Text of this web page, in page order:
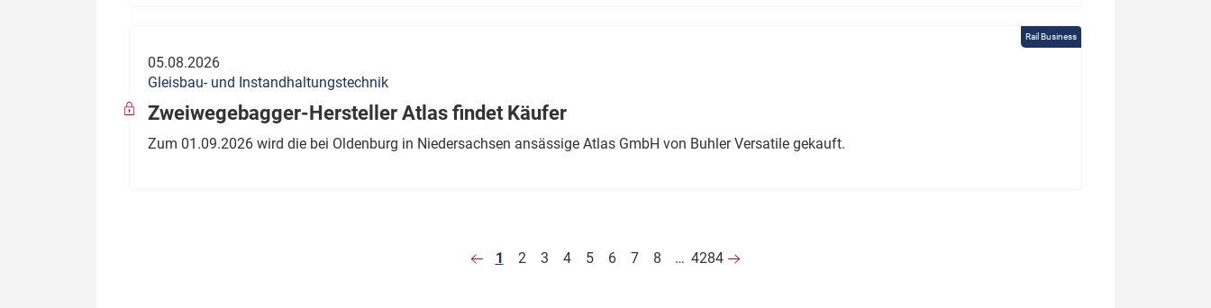
Rail Business
05.08.2026
Gleisbau- und Instandhaltungstechnik
Zweiwegebagger-Hersteller Atlas findet Käufer
Zum 01.09.2026 wird die bei Oldenburg in Niedersachsen ansässige Atlas GmbH von Buhler Versatile gekauft.
1 2 3 4 5 6 7 8 … 4284